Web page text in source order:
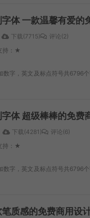
体 一款温馨有爱的
下载(7715) 评论(2)
持：★
字，英文及标点符号共6796
体 超级棒棒的免费
下载(4281) 评论(6)
持：★
字，英文及标点符号共6796
质感的免费商用设